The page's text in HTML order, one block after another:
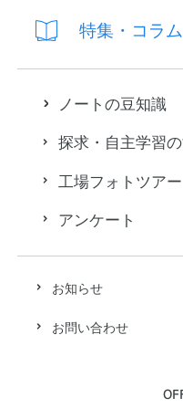
お知らせ
お問い合わせ
特集・コラム
ノートの豆知識
探求・自主学習
工場フォトツアー
アンケート